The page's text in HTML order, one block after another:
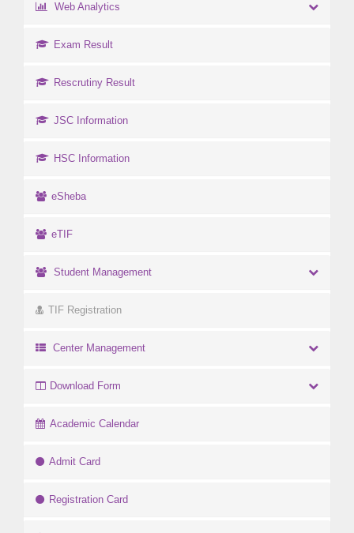
Web Analytics
Exam Result
Rescrutiny Result
JSC Information
HSC Information
eSheba
eTIF
Student Management
TIF Registration
Center Management
Download Form
Academic Calendar
Admit Card
Registration Card